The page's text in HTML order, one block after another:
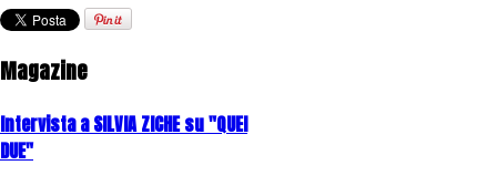
Magazine
Intervista a SILVIA ZICHE su "QUEI
DUE"